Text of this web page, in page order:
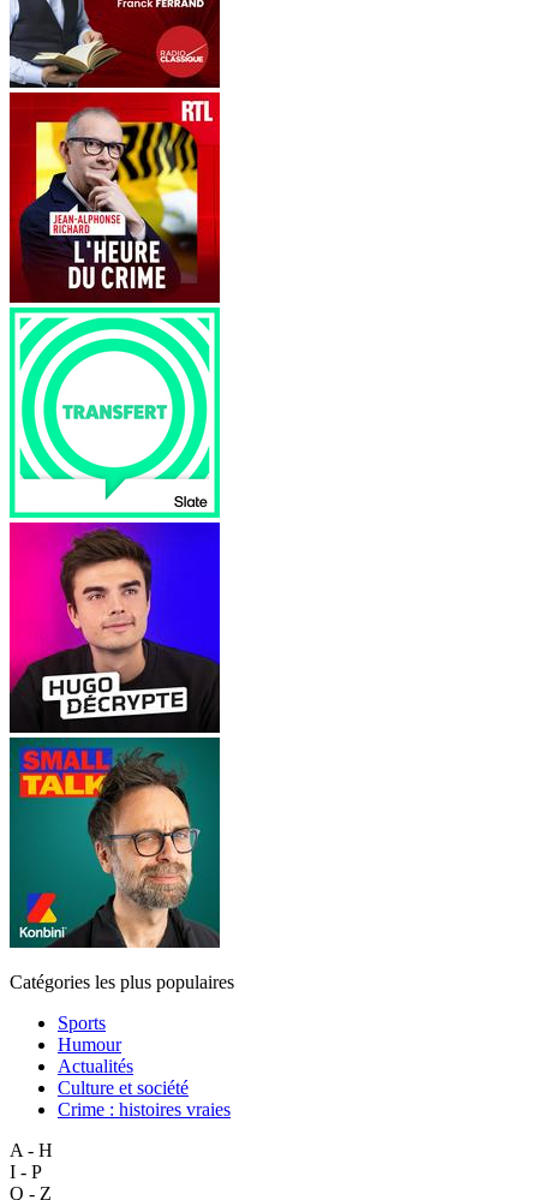
Catégories les plus populaires
Sports
Humour
Actualités
Culture et société
Crime : histoires vraies
A - H
I - P
Q - Z